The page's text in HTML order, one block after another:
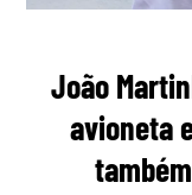
João
avioneta